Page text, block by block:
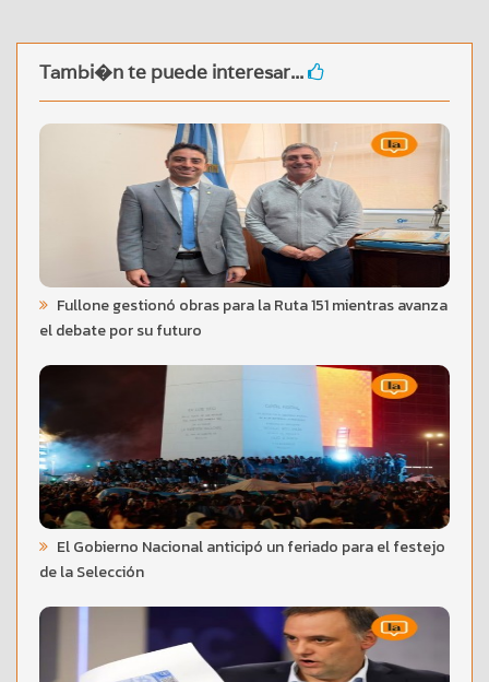
Tambi�n te puede interesar...
Fullone gestionó obras para la Ruta 151 mientras avanza
el debate por su futuro
El Gobierno Nacional anticipó un feriado para el festejo
de la Selección